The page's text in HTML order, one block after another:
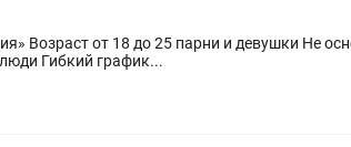
Возраст от 18 до 25 парни и девушки Не
Гибкий график...